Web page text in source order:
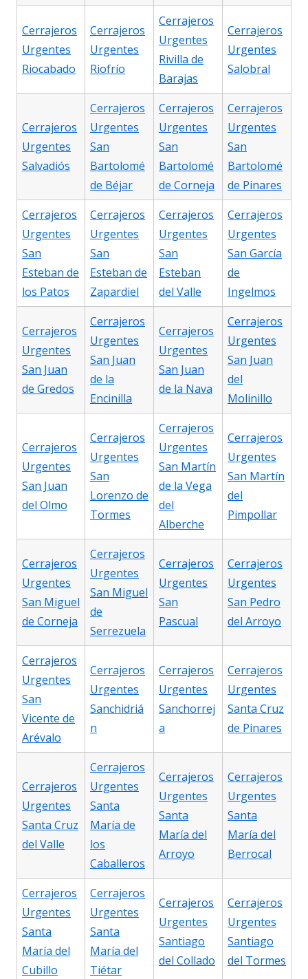
Cerrajeros
Urgentes
Riocabado
Cerrajeros
Urgentes
Riofrío
Cerrajeros
Urgentes
Rivilla de
Barajas
Cerrajeros
Urgentes
Salobral
Cerrajeros
Urgentes
Salvadiós
Cerrajeros
Urgentes
San
Bartolomé
de Béjar
Cerrajeros
Urgentes
San
Bartolomé
de Corneja
Cerrajeros
Urgentes
San
Bartolomé
de Pinares
Cerrajeros
Urgentes
San
Esteban de
los Patos
Cerrajeros
Urgentes
San
Esteban de
Zapardiel
Cerrajeros
Urgentes
San
Esteban
del Valle
Cerrajeros
Urgentes
San García
de
Ingelmos
Cerrajeros
Urgentes
San Juan
de Gredos
Cerrajeros
Urgentes
San Juan
de la
Encinilla
Cerrajeros
Urgentes
San Juan
de la Nava
Cerrajeros
Urgentes
San Juan
del
Molinillo
Cerrajeros
Urgentes
San Juan
del Olmo
Cerrajeros
Urgentes
San
Lorenzo de
Tormes
Cerrajeros
Urgentes
San Martín
de la Vega
del
Alberche
Cerrajeros
Urgentes
San Martín
del
Pimpollar
Cerrajeros
Urgentes
San Miguel
de Corneja
Cerrajeros
Urgentes
San Miguel
de
Serrezuela
Cerrajeros
Urgentes
San
Pascual
Cerrajeros
Urgentes
San Pedro
del Arroyo
Cerrajeros
Urgentes
San
Vicente de
Arévalo
Cerrajeros
Urgentes
Sanchidriá
n
Cerrajeros
Urgentes
Sanchorrej
a
Cerrajeros
Urgentes
Santa Cruz
de Pinares
Cerrajeros
Urgentes
Santa Cruz
del Valle
Cerrajeros
Urgentes
Santa
María de
los
Caballeros
Cerrajeros
Urgentes
Santa
María del
Arroyo
Cerrajeros
Urgentes
Santa
María del
Berrocal
Cerrajeros
Urgentes
Santa
María del
Cubillo
Cerrajeros
Urgentes
Santa
María del
Tiétar
Cerrajeros
Urgentes
Santiago
del Collado
Cerrajeros
Urgentes
Santiago
del Tormes